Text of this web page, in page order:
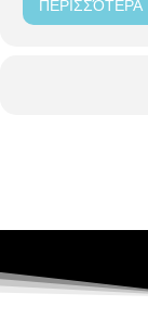
ΠΕΡΙΣΣΌΤΕΡΑ